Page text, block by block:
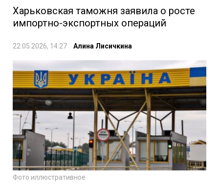
Харьковская таможня заявила о росте
импортно-экспортных операций
22.05.2026, 14:27 Алина Лисичкина
Фото иллюстративное